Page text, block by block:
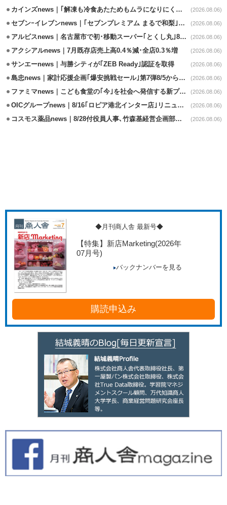
カインズnews｜｢解凍も冷食あたためもムラになりにくいフラットレンジ｣発売 (2026.08.06)
セブンｰイレブンnews｜｢セブンプレミアム まるで和梨｣8/11から順次発売 (2026.08.06)
アルビスnews｜名古屋市で初･移動スーパー｢とくし丸｣8/4運行開始 (2026.08.06)
アクシアルnews｜7月既存店売上高0.4％減･全店0.3％増 (2026.08.06)
サンエーnews｜与勝シティが｢ZEB Ready｣認証を取得 (2026.08.06)
島忠news｜家計応援企画｢爆安挑戦セール｣第7弾8/5から開催 (2026.08.06)
ファミマnews｜こども食堂の｢今｣を社会へ発信する新プロジェクト始動 (2026.08.06)
OICグループnews｜8/16｢ロピア港北インター店｣リニューアル/食品売場拡大 (2026.08.06)
コスモス薬品news｜8/28付役員人事､竹森基経営企画部長が取締役昇格 (2026.08.06)
◆月刊商人舎 最新号◆
【特集】新店Marketing(2026年
07月号)
バックナンバーを見る
購読申込み